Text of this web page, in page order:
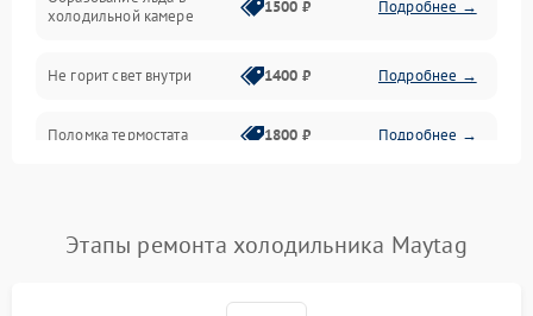
холодильной камере
1500 ₽ Подробнее →
Не горит свет внутри 1400 ₽ Подробнее →
Поломка термостата 1800 ₽ Подробнее →
Поломка системы No Frost 2600 ₽ Подробнее →
Этапы ремонта холодильника Maytag